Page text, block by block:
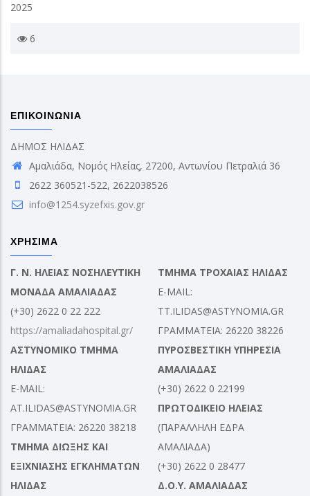
2025
6
ΕΠΙΚΟΙΝΩΝΙΑ
ΔΗΜΟΣ ΗΛΙΔΑΣ
Αμαλιάδα, Νομός Ηλείας, 27200, Αντωνίου Πετραλιά 36
2622 360521-522, 2622038526
info@1254.syzefxis.gov.gr
ΧΡΗΣΙΜΑ
Γ. Ν. ΗΛΕΙΑΣ ΝΟΣΗΛΕΥΤΙΚΗ
ΜΟΝΑΔΑ ΑΜΑΛΙΑΔΑΣ
(+30) 2622 0 22 222
https://amaliadahospital.gr/
ΑΣΤΥΝΟΜΙΚΟ ΤΜΗΜΑ
ΗΛΙΔΑΣ
E-MAIL:
AT.ILIDAS@ASTYNOMIA.GR
ΓΡΑΜΜΑΤΕΙΑ: 26220 38218
ΤΜΗΜΑ ΔΙΩΞΗΣ ΚΑΙ
ΕΞΙΧΝΙΑΣΗΣ ΕΓΚΛΗΜΑΤΩΝ
ΗΛΙΔΑΣ
ΤΜΗΜΑ ΤΡΟΧΑΙΑΣ ΗΛΙΔΑΣ
E-MAIL:
TT.ILIDAS@ASTYNOMIA.GR
ΓΡΑΜΜΑΤΕΙΑ: 26220 38226
ΠΥΡΟΣΒΕΣΤΙΚΗ ΥΠΗΡΕΣΙΑ
ΑΜΑΛΙΑΔΑΣ
(+30) 2622 0 22199
ΠΡΩΤΟΔΙΚΕΙΟ ΗΛΕΙΑΣ
(ΠΑΡΑΛΛΗΛΗ ΕΔΡΑ
ΑΜΑΛΙΑΔΑ)
(+30) 2622 0 28477
Δ.Ο.Υ. ΑΜΑΛΙΑΔΑΣ